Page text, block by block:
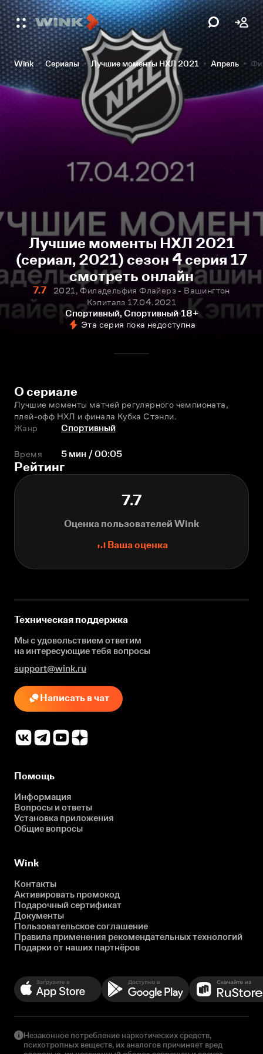
Wink Сериалы Лучшие моменты НХЛ 2021 Апрель
Лучшие моменты НХЛ 2021
(сериал, 2021) сезон 4 серия 17
смотреть онлайн
7.7
2021, Филадельфия Флайерз - Вашингтон
Кэпиталз 17.04.2021
Спортивный, Спортивный 18+
Эта серия пока недоступна
О сериале
Лучшие моменты матчей регулярного чемпионата,
плей-офф НХЛ и финала Кубка Стэнли.
Жанр
Спортивный
Время 5 мин / 00:05
Рейтинг
7.7
Оценка пользователей Wink
Ваша оценка
Техническая поддержка
Мы с удовольствием ответим
на интересующиетебя вопросы
support@wink.ru
Написать в чат
Помощь
Информация
Вопросы и ответы
Установка приложения
Общие вопросы
Wink
Контакты
Активировать промокод
Подарочный сертификат
Документы
Пользовательское соглашение
Правила применения рекомендательных технологий
Подарки от наших партнёров
Незаконное потребление наркотических средств,
психотропных веществ, их аналогов причиняет вред